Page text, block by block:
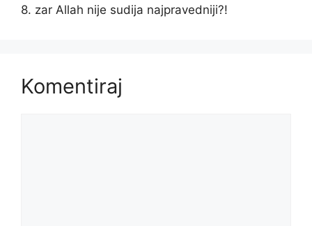
8. zar Allah nije sudija najpravedniji?!
Komentiraj